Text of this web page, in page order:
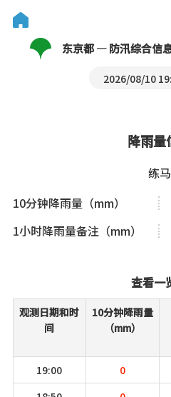
东京都 — 防汛综合信
2026/08/10
降雨量
练马
10分钟降雨量（mm）
1小时降雨量备注（mm）
查看一
观测日期和时
间
10分钟降雨量
（mm）
19:00
0